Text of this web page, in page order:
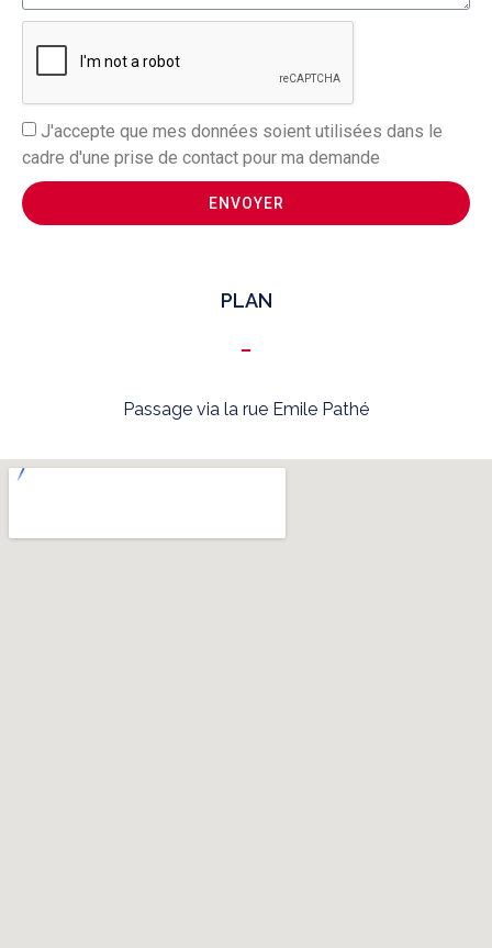
J'accepte que mes données soient utilisées dans le
cadre d'une prise de contact pour ma demande
ENVOYER
PLAN
Passage via la rue Emile Pathé